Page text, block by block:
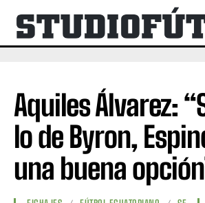
Aquiles Álvarez:
lo de Byron,
una buena